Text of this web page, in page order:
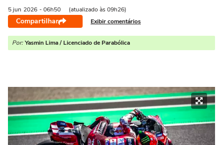
5 jun 2026 - 06h50 (atualizado às 09h26)
Compartilhar Exibir comentários
Por: Yasmin Lima / Licenciado de Parabólica